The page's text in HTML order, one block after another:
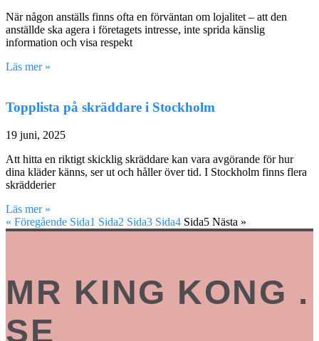
När någon anställs finns ofta en förväntan om lojalitet – att den
anställde ska agera i företagets intresse, inte sprida känslig
information och visa respekt
Läs mer »
Topplista på skräddare i Stockholm
19 juni, 2025
Att hitta en riktigt skicklig skräddare kan vara avgörande för hur
dina kläder känns, ser ut och håller över tid. I Stockholm finns flera
skrädderier
Läs mer »
« Föregående Sida1 Sida2 Sida3 Sida4 Sida5 Nästa »
MR KING KONG .
SE